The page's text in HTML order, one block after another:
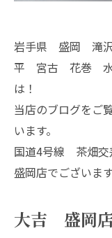
岩手県 盛岡 滝
平 宮古 花巻 水
は！
当店のブログをご
います。
国道4号線 茶畑交
盛岡店でございます
大吉 盛岡